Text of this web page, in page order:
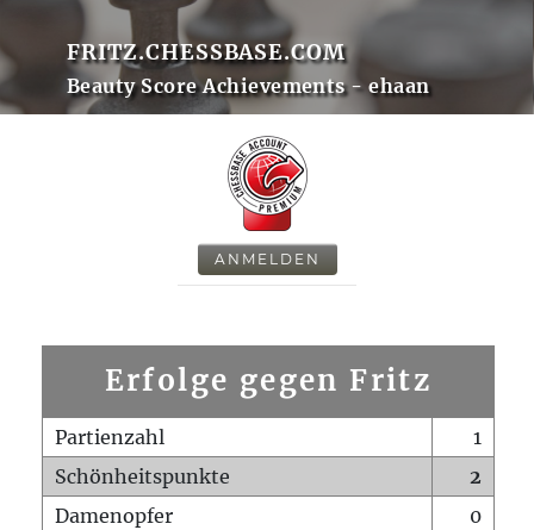
FRITZ.CHESSBASE.COM
Beauty Score Achievements - ehaan
ANMELDEN
Erfolge gegen Fritz
Partienzahl
1
Schönheitspunkte
2
Damenopfer
0